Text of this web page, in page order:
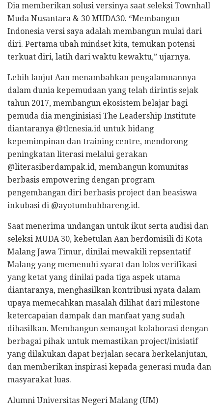
Dia memberikan solusi versinya saat seleksi Townhall
Muda Nusantara & 30 MUDA30. “Membangun
Indonesia versi saya adalah membangun mulai dari
diri. Pertama ubah mindset kita, temukan potensi
terkuat diri, latih dari waktu kewaktu,” ujarnya.
Lebih lanjut Aan menambahkan pengalamnannya
dalam dunia kepemudaan yang telah dirintis sejak
tahun 2017, membangun ekosistem belajar bagi
pemuda dia menginisiasi The Leadership Institute
diantaranya @tlcnesia.id untuk bidang
kepemimpinan dan training centre, mendorong
peningkatan literasi melalui gerakan
@literasiberdampak.id, membangun komunitas
berbasis empowering dengan program
pengembangan diri berbasis project dan beasiswa
inkubasi di @ayotumbuhbareng.id.
Saat menerima undangan untuk ikut serta audisi dan
seleksi MUDA 30, kebetulan Aan berdomisili di Kota
Malang Jawa Timur, dinilai mewakili repsentatif
Malang yang memenuhi syarat dan lolos verifikasi
yang ketat yang dinilai pada tiga aspek utama
diantaranya, menghasilkan kontribusi nyata dalam
upaya memecahkan masalah dilihat dari milestone
ketercapaian dampak dan manfaat yang sudah
dihasilkan. Membangun semangat kolaborasi dengan
berbagai pihak untuk memastikan project/inisiatif
yang dilakukan dapat berjalan secara berkelanjutan,
dan memberikan inspirasi kepada generasi muda dan
masyarakat luas.
Alumni Universitas Negeri Malang (UM)